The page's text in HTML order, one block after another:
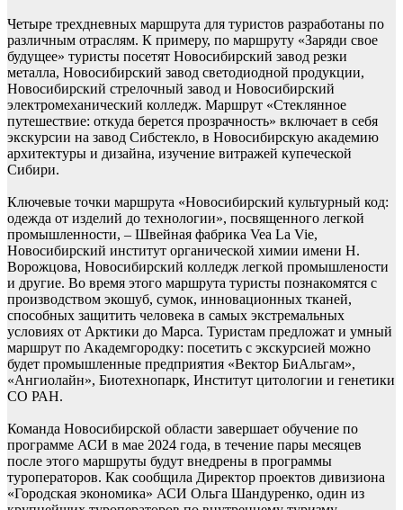
Четыре трехдневных маршрута для туристов разработаны по
различным отраслям. К примеру, по маршруту «Заряди свое
будущее» туристы посетят Новосибирский завод резки
металла, Новосибирский завод светодиодной продукции,
Новосибирский стрелочный завод и Новосибирский
электромеханический колледж. Маршрут «Стеклянное
путешествие: откуда берется прозрачность» включает в себя
экскурсии на завод Сибстекло, в Новосибирскую академию
архитектуры и дизайна, изучение витражей купеческой
Сибири.
Ключевые точки маршрута «Новосибирский культурный код:
одежда от изделий до технологии», посвященного легкой
промышленности, – Швейная фабрика Vea La Viе,
Новосибирский институт органической химии имени Н.
Ворожцова, Новосибирский колледж легкой промышлености
и другие. Во время этого маршрута туристы познакомятся с
производством экошуб, сумок, инновационных тканей,
способных защитить человека в самых экстремальных
условиях от Арктики до Марса. Туристам предложат и умный
маршрут по Академгородку: посетить с экскурсией можно
будет промышленные предприятия «Вектор БиАльгам»,
«Ангиолайн», Биотехнопарк, Институт цитологии и генетики
СО РАН.
Команда Новосибирской области завершает обучение по
программе АСИ в мае 2024 года, в течение пары месяцев
после этого маршруты будут внедрены в программы
туроператоров. Как сообщила Директор проектов дивизиона
«Городская экономика» АСИ Ольга Шандуренко, один из